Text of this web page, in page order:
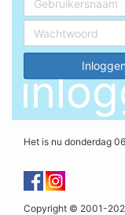
Het is nu donderdag
Copyright © 2001-